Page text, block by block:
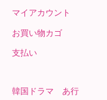
マイアカウント
お買い物カゴ
支払い
韓国ドラマ あ行